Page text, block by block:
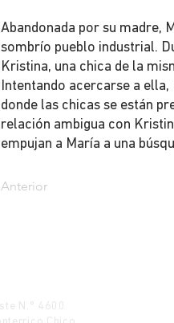
Abandonada por su madre,
sombrío pueblo industrial.
Kristina, una chica de la
Intentando acercarse a
donde las chicas se están
relación ambigua con
empujan a María a una
Anterior